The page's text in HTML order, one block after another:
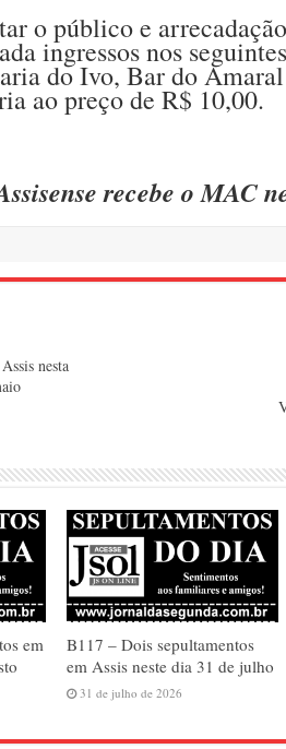
o público e
ingressos nos
do Ivo, Bar do
ao preço de R$ 10,00.
recebe o MAC
nesta
em
B117 – Dois sepultamentos
em Assis neste dia 31 de julho
31 de julho de 2026